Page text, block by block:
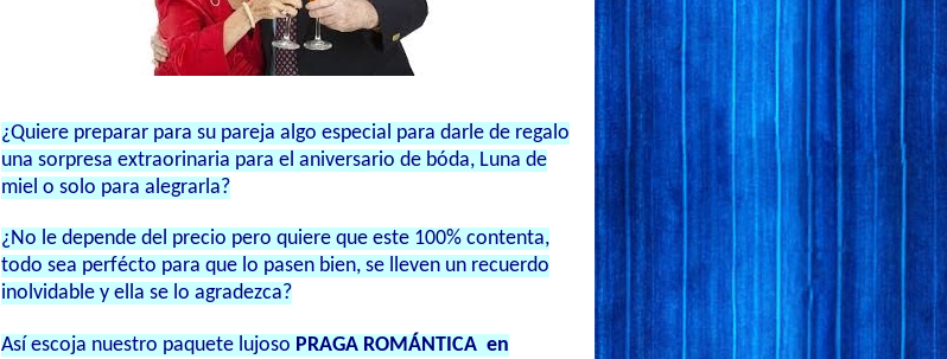
¿Quiere preparar para su pareja algo especial para darle de regalo
una sorpresa extraorinaria para el aniversario de bóda, Luna de
miel o solo para alegrarla?
¿No le depende del precio pero quiere que este 100% contenta,
todo sea perfécto para que lo pasen bien, se lleven un recuerdo
inolvidable y ella se lo agradezca?
Así escoja nuestro paquete lujoso PRAGA ROMÁNTICA en